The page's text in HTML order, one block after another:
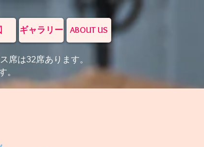
ギャラリー ABOUT US
席は32席あります。
。